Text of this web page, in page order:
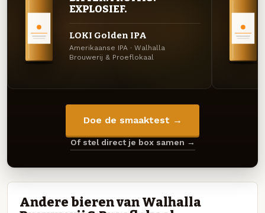
EXPLOSIEF.
LOKI Golden IPA
Amerikaanse IPA · Walhalla
Brouwerij & Proeflokaal
Doe de smaaktest →
Of stel direct je box samen →
Andere bieren van Walhalla